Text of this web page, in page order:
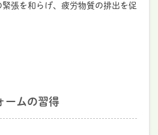
緊張を和らげ、疲労物質の排出を促
ームの習得